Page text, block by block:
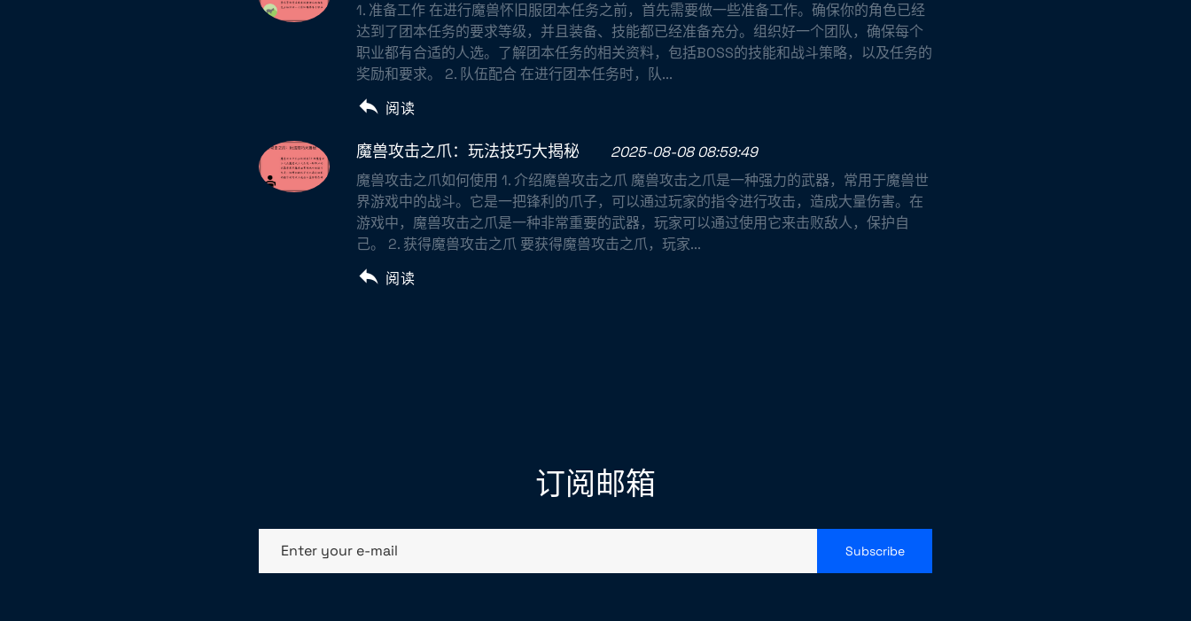
1. 准备工作 在进行魔兽怀旧服团本任务之前，首先需要做一些准备工作。确保你的角色已经
达到了团本任务的要求等级，并且装备、技能都已经准备充分。组织好一个团队，确保每个
职业都有合适的人选。了解团本任务的相关资料，包括BOSS的技能和战斗策略，以及任务的
奖励和要求。 2. 队伍配合 在进行团本任务时，队...
阅读
魔兽攻击之爪：玩法技巧大揭秘
2025-08-08 08:59:49
魔兽攻击之爪如何使用 1. 介绍魔兽攻击之爪 魔兽攻击之爪是一种强力的武器，常用于魔兽世
界游戏中的战斗。它是一把锋利的爪子，可以通过玩家的指令进行攻击，造成大量伤害。在
游戏中，魔兽攻击之爪是一种非常重要的武器，玩家可以通过使用它来击败敌人，保护自
己。 2. 获得魔兽攻击之爪 要获得魔兽攻击之爪，玩家...
阅读
订阅邮箱
Enter your e-mail Subscribe